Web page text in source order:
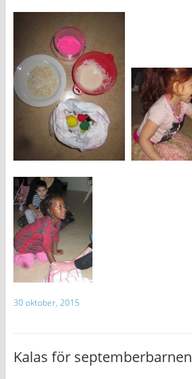
30 oktober, 2015
Kalas för septemberbarnen